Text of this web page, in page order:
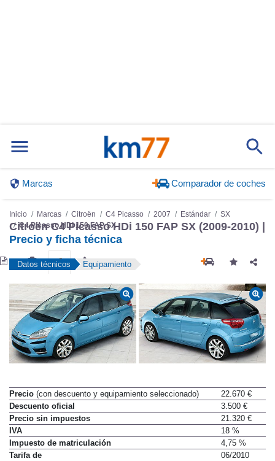
Marcas Comparador de coches
Inicio Marcas Citroën C4 Picasso 2007 Estándar
SX
C4 Picasso HDi 150 FAP SX
Citroën C4 Picasso HDi 150 FAP SX (2009-2010) |
Precio y ficha técnica
Datos técnicos Equipamiento
Precio (con descuento y equipamiento seleccionado)
22.670 €
Descuento oficial
3.500 €
Precio sin impuestos
21.320 €
IVA
18 %
Impuesto de matriculación
4,75 %
Tarifa de
06/2010